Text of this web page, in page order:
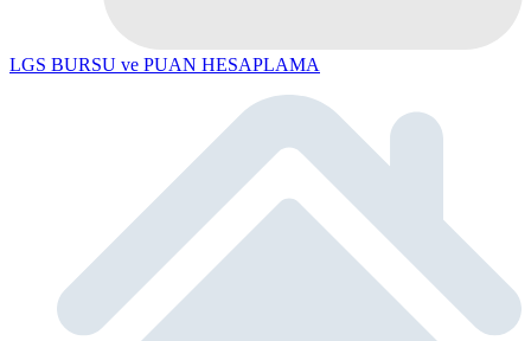
LGS BURSU ve PUAN HESAPLAMA